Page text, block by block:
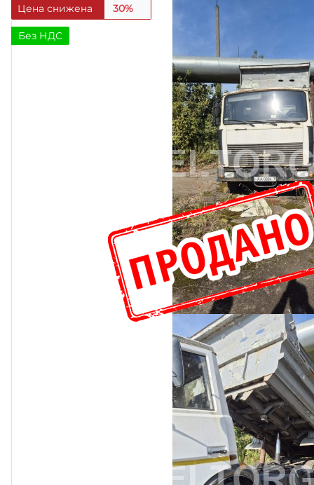
Цена снижена 30%
Без НДС